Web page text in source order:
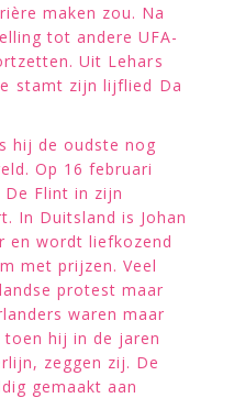
maken zou. Na
tot andere UFA-
Uit Lehars
stamt zijn lijflied Da
hij de oudste nog
Op 16 februari
Flint in zijn
In Duitsland is Johan
en wordt liefkozend
met prijzen. Veel
protest maar
waren maar
hij in de jaren
zeggen zij. De
gemaakt aan